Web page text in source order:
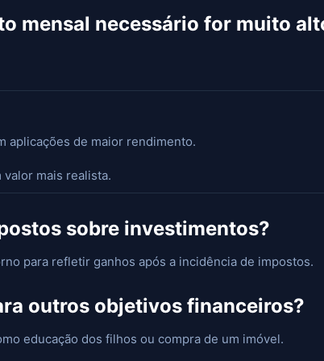
mensal necessário for muito
aplicações de maior rendimento.
valor mais realista.
sobre investimentos?
para refletir ganhos após a incidência de impostos.
outros objetivos financeiros?
educação dos filhos ou compra de um imóvel.